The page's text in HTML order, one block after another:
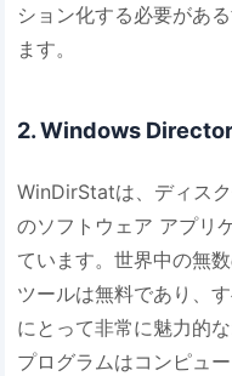
ション化する必要があ
ます。
2. Windows
WinDirStatは、ディス
のソフトウェア アプリ
ています。世界中の無
ツールは無料であり、
にとって非常に魅力的
プログラムはコンピュ